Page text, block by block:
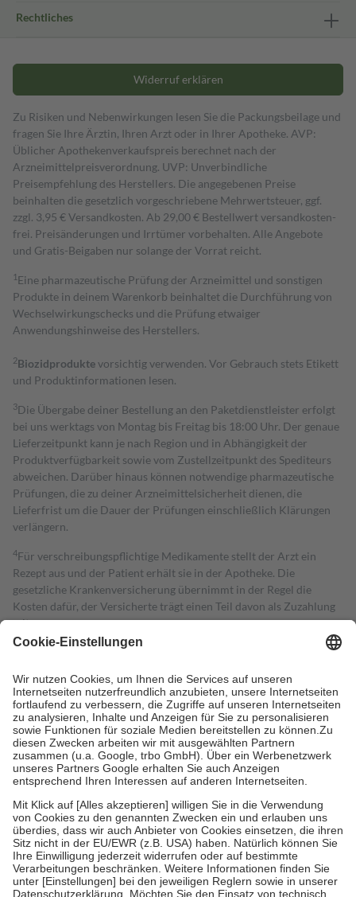
Rechtliches
Widerruf erklären
Zu Risiken und Nebenwirkungen lesen Sie die Packungsbeilage und
fragen Sie Ihre Ärztin, Ihren Arzt oder in Ihrer Apotheke. AVP:
Üblicher Apothekenverkaufspreis berechnet nach der
Arzneimittelpreisverordnung. UVP: Unverbindliche
Preisempfehlung des Herstellers. Die angegebenen Preise
beinhalten die gesetzlich vorgeschriebene Mehrwertsteuer, ggf.
zzgl. 3,95 € Versandkosten. Ab 29,00 € Bestell­wert versand­kosten­
frei. Preisänderungen und Irrtümer vorbehalten. Alle Angebote
und Gratis-Beigaben nur solange der Vorrat reicht.
1 Eine pharmazeutische Prüfung der Arzneimittel und sonstigen
Produkte in deinem Warenkorb beinhaltet die Durchführung von
Wechselwirkungschecks und die Prüfung etwaiger
Anwendungshinweise des Herstellers.
2Biozidproduktevorsichtig verwenden. Vor Gebrauch stets Etikett
und Produktinformationen lesen.
3Die Übergabe deiner Bestellung an den Paketdienstleister erfolgt
bei uns werktags von Montag bis Freitag bis 18:00 Uhr. Der genaue
Lieferzeitpunkt kann je nach Region und in Abhängigkeit der
Produktverfügbarkeit sowie vom Zustellzeitpunkt des Spediteurs
abweichen. Darüber hinaus können notwendige pharmazeutische
Prüfungen, die zu deiner Arzneimittelsicherheit dienen, die
Lieferfrist um die Dauer der Prüfungen einschließlich Klärungen
verlängern.
4Für verschreibungspflichtige Medikamente stellt der Arzt ein
Rezept aus und der Patient erhält sie in der Apotheke. Die
gesetzliche Krankenversicherung übernimmt in der Regel die
Kosten dafür, der Versicherte trägt einen Teil davon als Zuzahlung
mit.
Grundsätzlich leisten Mitglieder Zuzahlungen in Höhe von zehn
höchstens zehn Euro.
Es sind jedoch nie mehr als die tatsächlichen
Kosten der Leistung zu entrichten.
Diese Regeln gelten grundsätzlich auch für Online-Apotheken.
Bei Heilmitteln und häuslicher Krankenpflege beträgt die
Zuzahlung zehn Prozent der Kosten sowie zehn Euro je
Verordnung.
Um das Engagement der Versicherten für ihre eigene Gesundheit zu
stärken und die besondere Stellung der Familie zu unterstützen,
fallenkeine Zuzahlungenan bei:
• Kindern und Jugendlichen bis zum vollendeten 18. Lebensjahr
mit Ausnahme der Fahrkosten
• Untersuchungen zur Vorsorge und Früherkennung, die von der
GKV getragen werden
• empfohlenen Schutzimpfungen